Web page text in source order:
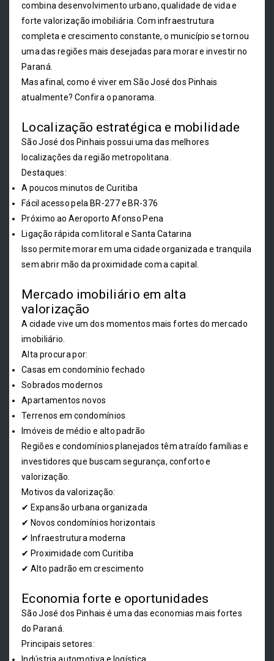
combina desenvolvimento urbano, qualidade de vida e
forte valorização imobiliária. Com infraestrutura
completa e crescimento constante, o município se tornou
uma das regiões mais desejadas para morar e investir no
Paraná.
Mas afinal, como é viver em São José dos Pinhais
atualmente? Confira o panorama.
Localização estratégica e mobilidade
São José dos Pinhais possui uma das melhores
localizações da região metropolitana.
Destaques:
A poucos minutos de Curitiba
Fácil acesso pela BR-277 e BR-376
Próximo ao Aeroporto Afonso Pena
Ligação rápida com litoral e Santa Catarina
Isso permite morar em uma cidade organizada e tranquila
sem abrir mão da proximidade com a capital.
Mercado imobiliário em alta
valorização
A cidade vive um dos momentos mais fortes do mercado
imobiliário.
Alta procura por:
Casas em condomínio fechado
Sobrados modernos
Apartamentos novos
Terrenos em condomínios
Imóveis de médio e alto padrão
Regiões e condomínios planejados têm atraído famílias e
investidores que buscam segurança, conforto e
valorização.
Motivos da valorização:
✔ Expansão urbana organizada
✔ Novos condomínios horizontais
✔ Infraestrutura moderna
✔ Proximidade com Curitiba
✔ Alto padrão em crescimento
Economia forte e oportunidades
São José dos Pinhais é uma das economias mais fortes
do Paraná.
Principais setores: